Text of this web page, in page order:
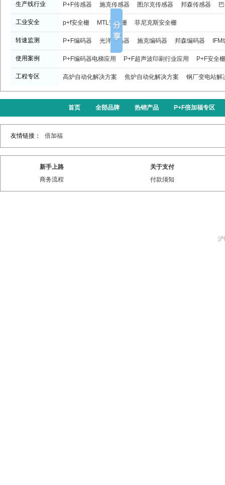
生产线行业 P+F传感器 施克传感器 图尔克传感器 邦森传感器
工业安全 p+f安全栅 MTL安全栅 菲尼克斯安全栅
转速监测 P+F编码器 光洋编码器 施克编码器 邦森编码器
使用案例 P+F编码器电梯应用 P+F超声波印刷行业应用 P+F安全
工程专区 高炉自动化解决方案 焦炉自动化解决方案 钢厂变电站解
首页 全部品牌 热销产品 P+F倍加福专区
友情链接： 倍加福
新手上路
商务流程
关于支付
付款须知